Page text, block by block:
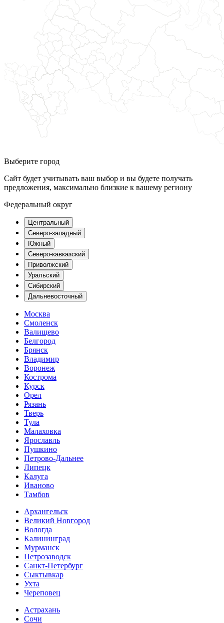
Выберите город
Сайт будет учитывать ваш выбор и вы будете получать
предложения, максимально близкие к вашему региону
Федеральный округ
Центральный
Северо-западный
Южный
Северо-кавказский
Приволжский
Уральский
Сибирский
Дальневосточный
Москва
Смоленск
Валищево
Белгород
Брянск
Владимир
Воронеж
Кострома
Курск
Орел
Рязань
Тверь
Тула
Малаховка
Ярославль
Пушкино
Петрово-Дальнее
Липецк
Калуга
Иваново
Тамбов
Архангельск
Великий Новгород
Вологда
Калининград
Мурманск
Петрозаводск
Санкт-Петербург
Сыктывкар
Ухта
Череповец
Астрахань
Сочи